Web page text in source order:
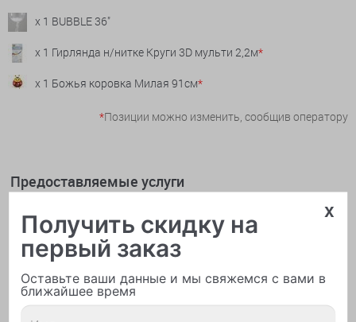
x 1 BUBBLE 36"
x 1 Гирлянда н/нитке Круги 3D мульти 2,2м*
x 1 Божья коровка Милая 91см*
*Позиции можно изменить, сообщив оператору
Предоставляемые услуги
x
Получить скидку на
первый заказ
Оставьте ваши данные и мы свяжемся с вами в
ближайшее время